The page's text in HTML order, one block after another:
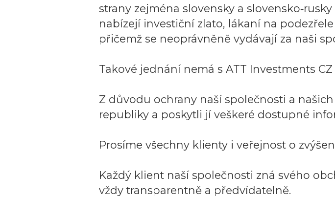
strany zejména slovensky a
nabízejí investiční zlato, lákaní na
přičemž se neoprávněně vydávají za naši
Takové jednání nemá s ATT Investments
Z důvodu ochrany naší společnosti a
republiky a poskytli jí veškeré dostupné
Prosíme všechny klienty i veřejnost o
Každý klient naší společnosti zná svého
vždy transparentně a předvídatelně.